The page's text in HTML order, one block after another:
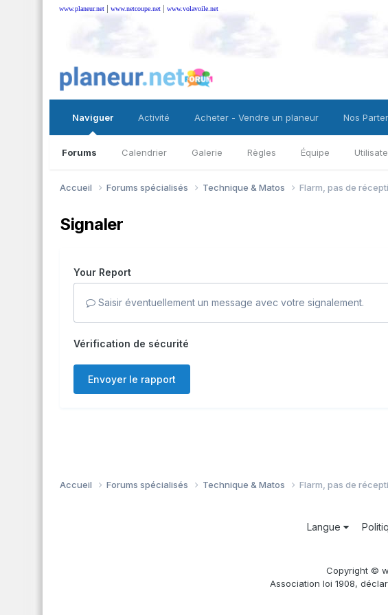
www.planeur.net | www.netcoupe.net | www.volavoile.net
Naviguer
Forums Calendrier Galerie Règles Équipe
Activité Acheter - Vendre un planeur Nos
Accueil Forums spécialisés Technique & Matos Flarm, pas de
Signaler
Your Report
Saisir éventuellement un message avec votre signalement.
Vérification de sécurité
Envoyer le rapport
Accueil Forums spécialisés Technique & Matos Flarm, pas de
Langue
Copyright ©
Association loi 1908,